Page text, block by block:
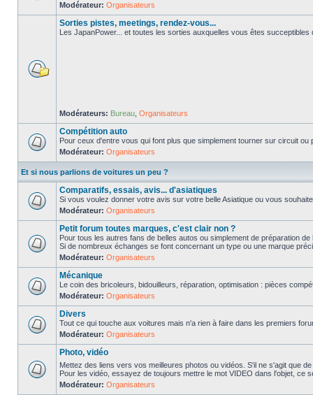
Modérateur: Organisateurs
Sorties pistes, meetings, rendez-vous...
Les JapanPower... et toutes les sorties auxquelles vous êtes succeptibles
Modérateurs: Bureau Organisateurs
Compétition auto
Pour ceux d'entre vous qui font plus que simplement tourner sur circuit ou
Modérateur: Organisateurs
Et si nous parlions de voitures un peu ?
Comparatifs, essais, avis... d'asiatiques
Si vous voulez donner votre avis sur votre belle Asiatique ou vous
Modérateur: Organisateurs
Petit forum toutes marques, c'est clair non ?
Pour tous les autres fans de belles autos ou simplement de préparation de
Si de nombreux échanges se font concernant un type ou une marque
Modérateur: Organisateurs
Mécanique
Le coin des bricoleurs, bidouilleurs, réparation, optimisation : pièces
Modérateur: Organisateurs
Divers
Tout ce qui touche aux voitures mais n'a rien à faire dans les premiers
Modérateur: Organisateurs
Photo, vidéo
Mettez des liens vers vos meilleures photos ou vidéos. S'il ne s'agit que
Pour les vidéo, essayez de toujours mettre le mot VIDEO dans l'objet, ce
Modérateur: Organisateurs